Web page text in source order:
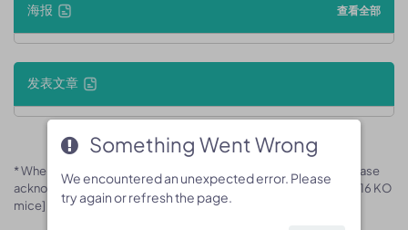
海报 查看全部
发表文章
* When publishing results obtained using this animal model, please
acknowledge the source as follows: The animal model [B-Zbtb16 KO
mice] (Cat# 170635) was purchased from Biocytogen.
Something Went Wrong
We encountered an unexpected error. Please
try again or refresh the page.
Something Went Wrong
We encountered an unexpected error. Please
try again or refresh the page.